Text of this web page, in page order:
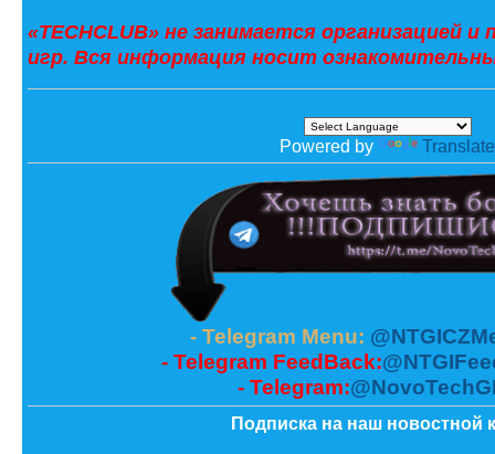
«TECHCLUB» не занимается организацией
игр. Вся информация носит
Powered by Translate
- Telegram Menu:
- Telegram FeedBack:
- Telegram:
Подписка на наш новостной